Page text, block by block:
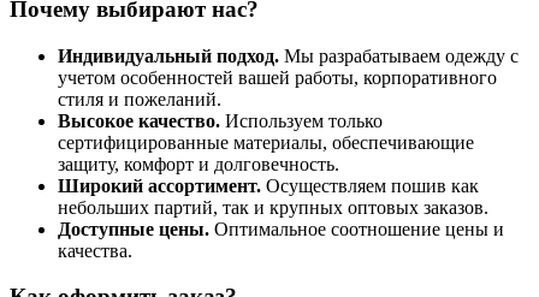
Почему выбирают нас?
Индивидуальный подход. Мы разрабатываем одежду с
учетом особенностей вашей работы, корпоративного
стиля и пожеланий.
Высокое качество. Используем только
сертифицированные материалы, обеспечивающие
защиту, комфорт и долговечность.
Широкий ассортимент. Осуществляем пошив как
небольших партий, так и крупных оптовых заказов.
Доступные цены. Оптимальное соотношение цены и
качества.